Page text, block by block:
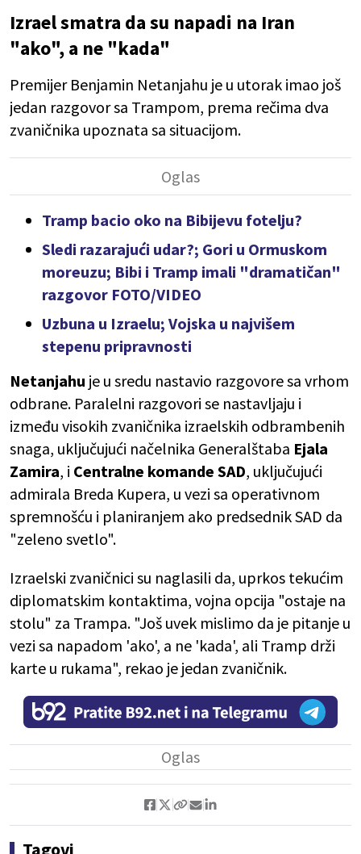
Izrael smatra da su napadi na Iran
"ako", a ne "kada"
Premijer Benjamin Netanjahu je u utorak imao još
jedan razgovor sa Trampom, prema rečima dva
zvaničnika upoznata sa situacijom.
Tramp bacio oko na Bibijevu fotelju?
Sledi razarajući udar?; Gori u Ormuskom
moreuzu; Bibi i Tramp imali "dramatičan"
razgovor FOTO/VIDEO
Uzbuna u Izraelu; Vojska u najvišem
stepenu pripravnosti
Netanjahu je u sredu nastavio razgovore sa vrhom
odbrane. Paralelni razgovori se nastavljaju i
između visokih zvaničnika izraelskih odbrambenih
snaga, uključujući načelnika Generalštaba Ejala
Zamira, i Centralne komande SAD, uključujući
admirala Breda Kupera, u vezi sa operativnom
spremnošću i planiranjem ako predsednik SAD da
"zeleno svetlo".
Izraelski zvaničnici su naglasili da, uprkos tekućim
diplomatskim kontaktima, vojna opcija "ostaje na
stolu" za Trampa. "Još uvek mislimo da je pitanje u
vezi sa napadom 'ako', a ne 'kada', ali Tramp drži
karte u rukama", rekao je jedan zvaničnik.
Tagovi